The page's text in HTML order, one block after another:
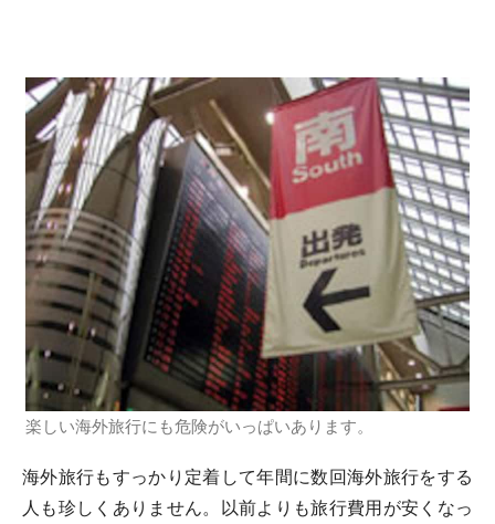
楽しい海外旅行にも危険がいっぱいあります。
海外旅行もすっかり定着して年間に数回海外旅行をする
人も珍しくありません。以前よりも旅行費用が安くなっ